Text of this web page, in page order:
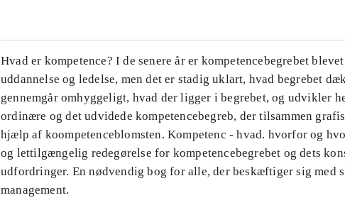
Hvad er kompetence? I de senere år er kompetencebegrebet
uddannelse og ledelse, men det er stadig uklart, hvad begrebet
gennemgår omhyggeligt, hvad der ligger i begrebet, og udvikler
ordinære og det udvidede kompetencebegreb, der tilsammen
hjælp af koompetenceblomsten. Kompetenc - hvad. hvorfor og
og lettilgængelig redegørelse for kompetencebegrebet og dets
udfordringer. En nødvendig bog for alle, der beskæftiger sig med
management.